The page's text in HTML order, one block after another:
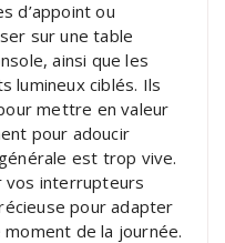
d’appoint ou
sur une table
ainsi que les
lumineux ciblés. Ils
mettre en valeur
pour adoucir
est trop vive.
vos interrupteurs
pour adapter
moment de la journée.